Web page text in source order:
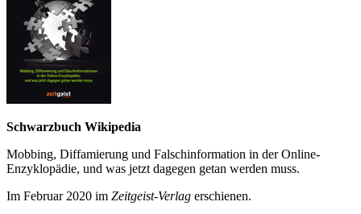
Schwarzbuch Wikipedia
Mobbing, Diffamierung und Falsch­information in der Online-
Enzyklo­pädie, und was jetzt da­gegen getan werden muss.
Im Februar 2020 im Zeit­geist-Verlag erschienen.